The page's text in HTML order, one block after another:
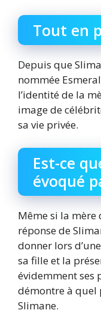
Tout en
Depuis que
nommée
l’identité de la
image de
sa vie privée.
Est-ce
évoqué
Même si la
réponse de
donner lors
sa fille et la
évidemment ses
démontre à quel
Slimane.